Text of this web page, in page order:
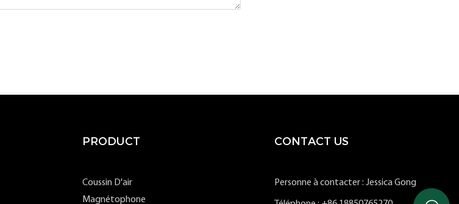
PRODUCT
Coussin D'air
Magnétophone
CONTACT US
Personne à contacter : Jessica Gong